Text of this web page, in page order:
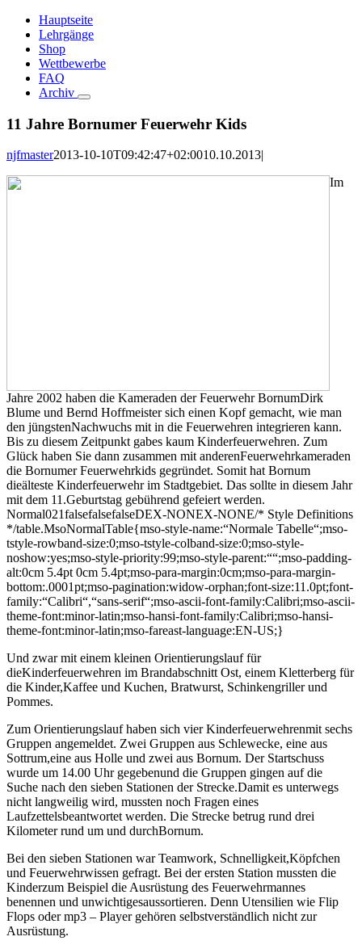
Hauptseite
Lehrgänge
Shop
Wettbewerbe
FAQ
Archiv
11 Jahre Bornumer Feuerwehr Kids
njfmaster2013-10-10T09:42:47+02:0010.10.2013|
Im
Jahre 2002 haben die Kameraden der Feuerwehr BornumDirk
Blume und Bernd Hoffmeister sich einen Kopf gemacht, wie man
den jüngstenNachwuchs mit in die Feuerwehren integrieren kann.
Bis zu diesem Zeitpunkt gabes kaum Kinderfeuerwehren. Zum
Glück haben Sie dann zusammen mit anderenFeuerwehrkameraden
die Bornumer Feuerwehrkids gegründet. Somit hat Bornum
dieälteste Kinderfeuerwehr im Stadtgebiet. Das sollte in diesem Jahr
mit dem 11.Geburtstag gebührend gefeiert werden.
Normal021falsefalsefalseDEX-NONEX-NONE/* Style Definitions
*/table.MsoNormalTable{mso-style-name:“Normale Tabelle“;mso-
tstyle-rowband-size:0;mso-tstyle-colband-size:0;mso-style-
noshow:yes;mso-style-priority:99;mso-style-parent:““;mso-padding-
alt:0cm 5.4pt 0cm 5.4pt;mso-para-margin:0cm;mso-para-margin-
bottom:.0001pt;mso-pagination:widow-orphan;font-size:11.0pt;font-
family:“Calibri“,“sans-serif“;mso-ascii-font-family:Calibri;mso-ascii-
theme-font:minor-latin;mso-hansi-font-family:Calibri;mso-hansi-
theme-font:minor-latin;mso-fareast-language:EN-US;}
Und zwar mit einem kleinen Orientierungslauf für
dieKinderfeuerwehren im Brandabschnitt Ost, einem Kletterberg für
die Kinder,Kaffee und Kuchen, Bratwurst, Schinkengriller und
Pommes.
Zum Orientierungslauf haben sich vier Kinderfeuerwehrenmit sechs
Gruppen angemeldet. Zwei Gruppen aus Schlewecke, eine aus
Sottrum,eine aus Holle und zwei aus Bornum. Der Startschuss
wurde um 14.00 Uhr gegebenund die Gruppen gingen auf die
Suche nach den sieben Stationen der Strecke.Damit es unterwegs
nicht langweilig wird, mussten noch Fragen eines
Laufzettelsbeantwortet werden. Die Strecke betrug rund drei
Kilometer rund um und durchBornum.
Bei den sieben Stationen war Teamwork, Schnelligkeit,Köpfchen
und Feuerwehrwissen gefragt. Bei der ersten Station mussten die
Kinderzum Beispiel die Ausrüstung des Feuerwehrmannes
benennen und unwichtigesaussortieren. Denn Utensilien wie Flip
Flops oder mp3 – Player gehören selbstverständlich nicht zur
Ausrüstung.